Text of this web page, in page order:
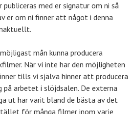
med er signatur om ni så
er om ni finner att något i denna
mån kunna producera
När vi inte har den möjligheten
tills vi själva hinner att producera
på arbetet i slöjdsalen. De externa
ut har varit bland de bästa av det
för många filmer inom varje